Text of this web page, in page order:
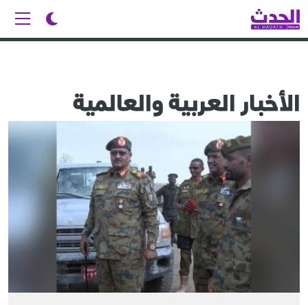
الأخبار العربية والعالمية